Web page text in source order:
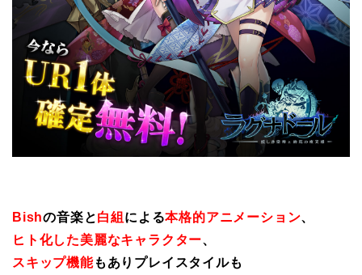
Bishの音楽と白組 による本格的アニメーション、
ヒト化した美麗なキャラクター、
スキップ機能もありプレイスタイルも